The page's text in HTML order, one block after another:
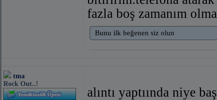
fazla boş zamanım
Bunu ilk beğenen siz olun
tma
Rock Out..!
alıntı yaptıında niye